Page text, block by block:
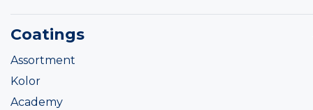
Coatings
Assortment
Kolor
Academy